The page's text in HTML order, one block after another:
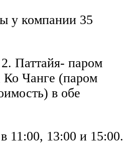
у компании 35
Паттайя- паром
Ко Чанге (паром
в обе
11:00, 13:00 и 15:00.